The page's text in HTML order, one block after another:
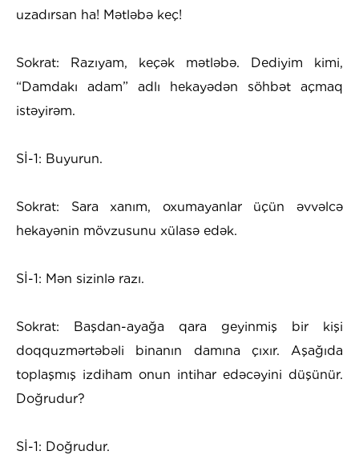
uzadırsan ha! Mətləbə keç!
Sokrat: Razıyam, keçək mətləbə. Dediyim kimi,
“Damdakı adam” adlı hekayədən söhbət açmaq
istəyirəm.
Sİ-1: Buyurun.
Sokrat: Sara xanım, oxumayanlar üçün əvvəlcə
hekayənin mövzusunu xülasə edək.
Sİ-1: Mən sizinlə razı.
Sokrat: Başdan-ayağa qara geyinmiş bir kişi
doqquzmərtəbəli binanın damına çıxır. Aşağıda
toplaşmış izdiham onun intihar edəcəyini düşünür.
Doğrudur?
Sİ-1: Doğrudur.